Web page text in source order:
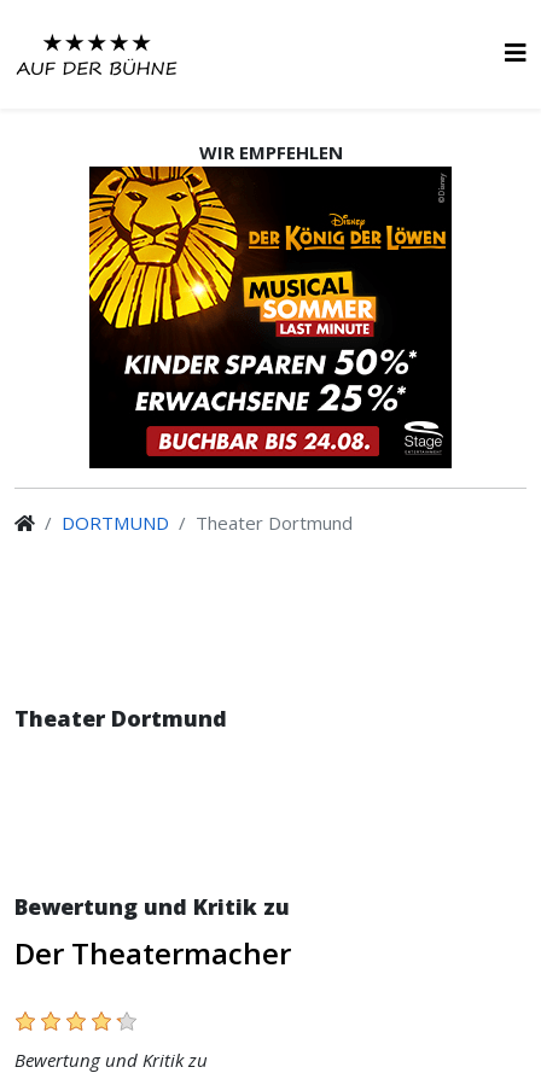
WIR EMPFEHLEN
DORTMUND Theater Dortmund
Theater Dortmund
Bewertung und Kritik zu
Der Theatermacher
Bewertung und Kritik zu